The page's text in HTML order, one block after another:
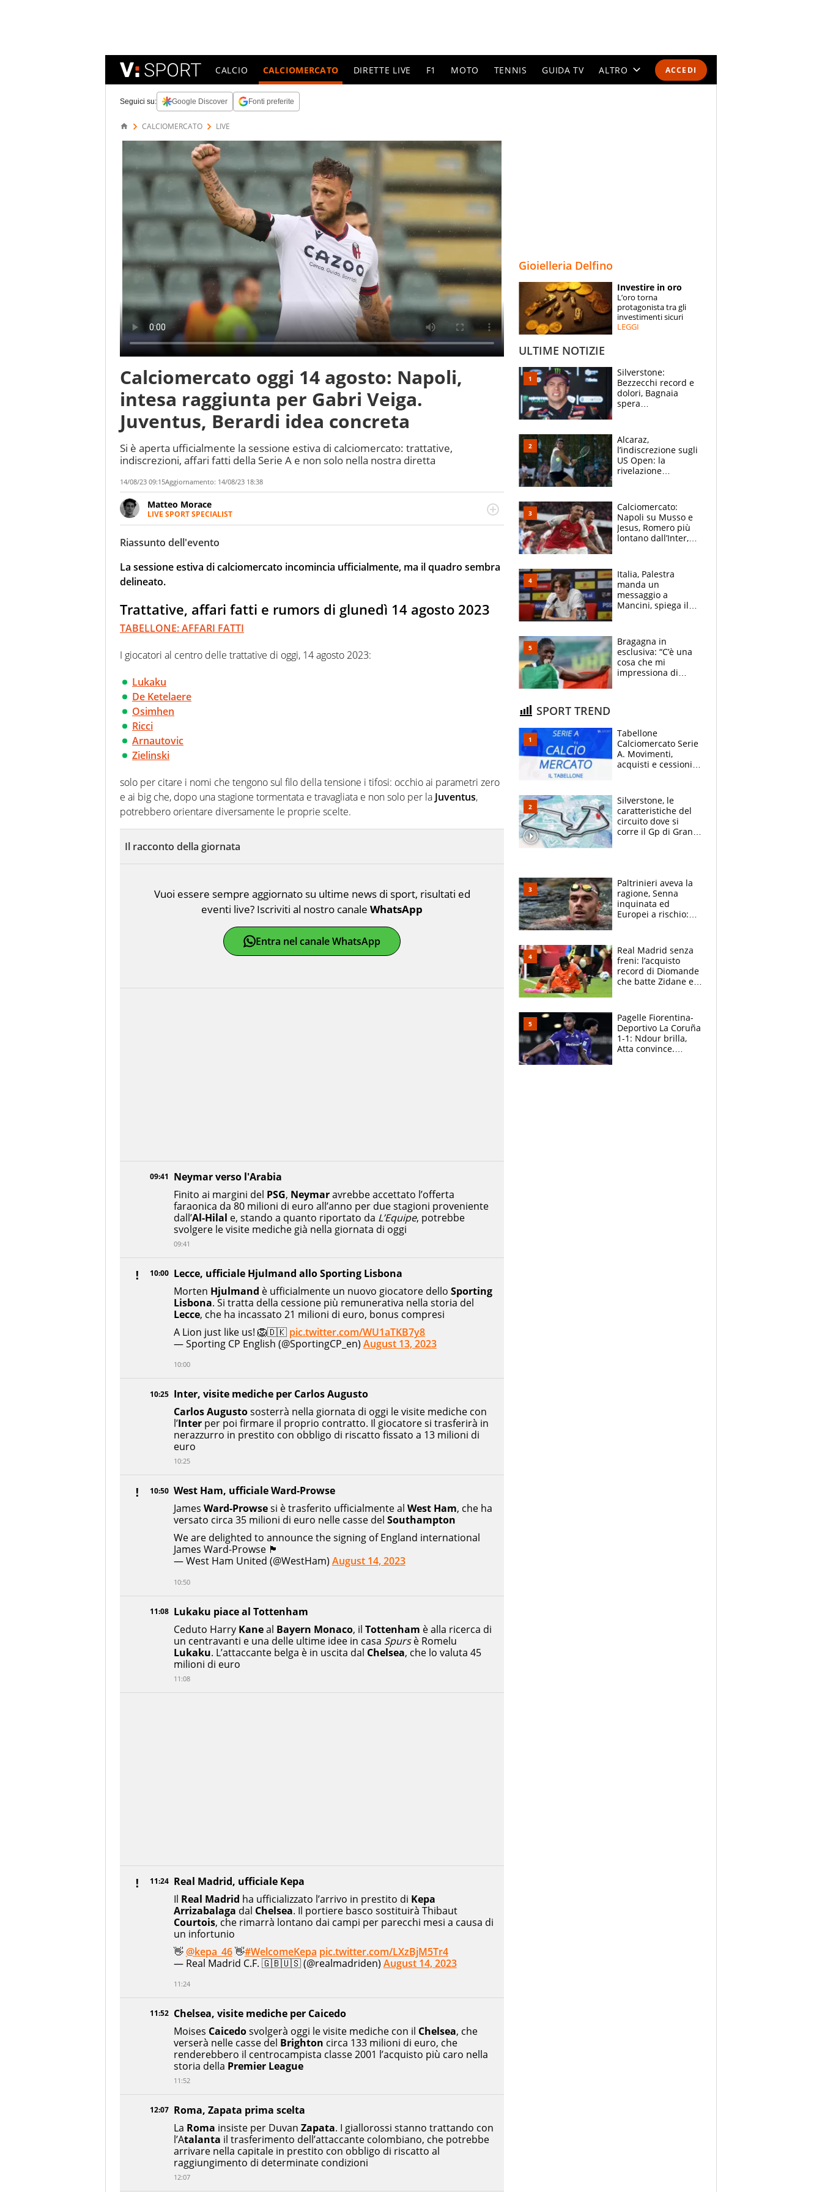
ACCEDI
CALCIO CALCIOMERCATO DIRETTE LIVE F1 MOTO TENNIS GUIDA TV ALTRO
SPECIALI
ESPERTI
Seguici su: Google Discover Fonti preferite
CALCIOMERCATO LIVE
Calciomercato oggi 14 agosto: Napoli,
intesa raggiunta per Gabri Veiga.
Juventus, Berardi idea concreta
Si è aperta ufficialmente la sessione estiva di calciomercato: trattative,
indiscrezioni, affari fatti della Serie A e non solo nella nostra diretta
14/08/23 09:15Aggiornamento: 14/08/23 18:38
Matteo Morace
LIVE SPORT SPECIALIST
La multimedialità quale approccio personale e professionale. Ama raccontare lo sport
focalizzando ogni attenzione sul tempo reale: la verità della dirette non sono opinioni
ma fatti
Riassunto dell'evento
La sessione estiva di calciomercato incomincia ufficialmente, ma il quadro sembra
delineato.
Trattative, affari fatti e rumors di glunedì 14 agosto 2023
TABELLONE: AFFARI FATTI
I giocatori al centro delle trattative di oggi, 14 agosto 2023:
Lukaku
De Ketelaere
Osimhen
Ricci
Arnautovic
Zielinski
solo per citare i nomi che tengono sul filo della tensione i tifosi: occhio ai parametri zero
e ai big che, dopo una stagione tormentata e travagliata e non solo per la Juventus,
potrebbero orientare diversamente le proprie scelte.
Il racconto della giornata
12:07 Roma, Zapata prima scelta
La Roma insiste per Duvan Zapata. I giallorossi stanno trattando con
l’Atalanta il trasferimento dell’attaccante colombiano, che potrebbe
arrivare nella capitale in prestito con obbligo di riscatto al
raggiungimento di determinate condizioni
12:07
11:52 Chelsea, visite mediche per Caicedo
Moises Caicedosvolgerà oggi le visite mediche con il Chelsea, che
verserà nelle casse del Brighton circa 133 milioni di euro, che
renderebbero il centrocampista classe 2001 l’acquisto più caro nella
storia della Premier League
11:52
11:24 Real Madrid, ufficiale Kepa
Il Real Madrid ha ufficializzato l’arrivo in prestito di Kepa
Arrizabalaga dal Chelsea. Il portiere basco sostituirà Thibaut
Courtois, che rimarrà lontano dai campi per parecchi mesi a causa di
un infortunio
👋 @kepa_46👋#WelcomeKepa pic.twitter.com/LXzBjM5Tr4
— Real Madrid C.F. 🇬🇧🇺🇸 (@realmadriden) August 14, 2023
11:24
11:08 Lukaku piace al Tottenham
Ceduto Harry Kaneal Bayern Monaco, il Tottenham è alla ricerca di
un centravanti e una delle ultime idee in casa Spursè Romelu
Lukaku. L’attaccante belga è in uscita dal Chelsea, che lo valuta 45
milioni di euro
11:08
10:50 West Ham, ufficiale Ward-Prowse
James Ward-Prowsesi è trasferito ufficialmente al West Ham, che ha
versato circa 35 milioni di euro nelle casse del Southampton
We are delighted to announce the signing of England international
James Ward-Prowse 🏴󠁧󠁢󠁥󠁮󠁧󠁿
— West Ham United (@WestHam) August 14, 2023
10:50
10:25 Inter, visite mediche per Carlos Augusto
Carlos Augustososterrà nella giornata di oggi le visite mediche con
l’Interper poi firmare il proprio contratto. Il giocatore si trasferirà in
nerazzurro in prestito con obbligo di riscatto fissato a 13 milioni di
euro
10:25
10:00 Lecce, ufficiale Hjulmand allo Sporting Lisbona
Morten Hjulmand è ufficialmente un nuovo giocatore dello Sporting
Lisbona. Si tratta della cessione più remunerativa nella storia del
Lecce, che ha incassato 21 milioni di euro, bonus compresi
A Lion just like us! 🦁🇩🇰 pic.twitter.com/WU1aTKB7y8
— Sporting CP English (@SportingCP_en) August 13, 2023
10:00
09:41
Neymar verso l'Arabia
Finito ai margini del PSG, Neymaravrebbe accettato l’offerta
faraonica da 80 milioni di euro all’anno per due stagioni proveniente
dall’Al-Hilal e, stando a quanto riportato da L’Equipe, potrebbe
svolgere le visite mediche già nella giornata di oggi
09:41
Vuoi essere sempre aggiornato su ultime news di sport, risultati ed
eventi live? Iscriviti al nostro canale WhatsApp
Entra nel canale WhatsApp
Gioielleria Delfino
Investire in oro
L’oro torna
protagonista tra gli
investimenti sicuri
LEGGI
ULTIME NOTIZIE
Silverstone:
Bezzecchi record e
dolori, Bagnaia
spera
e vota Aprilia
Alcaraz,
l’indiscrezione sugli
US Open: la
rivelazione
B. Rune verso la
rinuncia
Calciomercato:
Napoli su Musso e
Jesus, Romero più
lontano dall’Inter,
tabellone
Italia, Palestra
manda un
messaggio a
Mancini, spiega il
l'alleanza con
Donnarumma
Bragagna in
esclusiva: “C’è una
cosa che mi
impressiona di
SPORT TREND
Tabellone
Calciomercato Serie
A. Movimenti,
acquisti e cessioni:
Silverstone, le
caratteristiche del
circuito dove si
corre il Gp di Gran
Paltrinieri aveva la
ragione, Senna
inquinata ed
Europei a rischio:
adesso
Real Madrid senza
freni: l’acquisto
record di Diomande
che batte Zidane e
Pagelle Fiorentina-
Deportivo La Coruña
1-1: Ndour brilla,
Atta convince.